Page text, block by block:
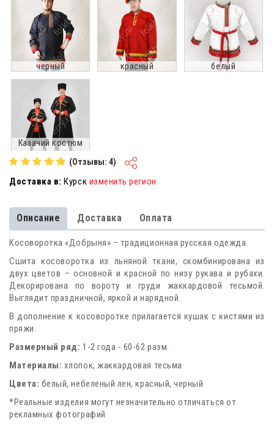
черный красный белый
Казачий костюм
для мужчин
(Отзывы: 4)
Доставка в: Курск изменить регион
Описание Доставка Оплата
Косоворотка «Добрыня» – традиционная русская одежда.
Сшита косоворотка из льняной ткани, скомбинирована из
двух цветов – основной и красной по низу рукава и рубахи.
Декорирована по вороту и груди жаккардовой тесьмой.
Выглядит праздничной, яркой и нарядной.
В дополнение к косоворотке прилагается кушак с кистями из
пряжи.
Размерный ряд: 1-2 года - 60-62 разм.
Материалы: хлопок, жаккардовая тесьма
Цвета: белый, небеленый лен, красный, черный
*Реальные изделия могут незначительно отличаться от
рекламных фотографий